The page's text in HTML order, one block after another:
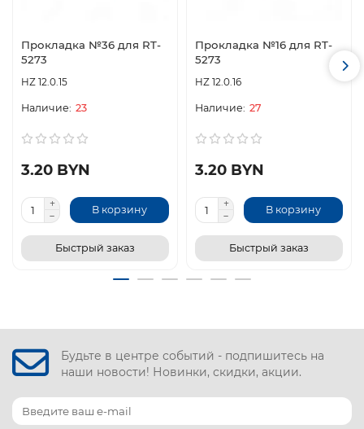
Прокладка №36 для RT-
5273
HZ 12.0.15
23
3.20 BYN
В корзину
Быстрый заказ
Прокладка №16 для RT-
5273
HZ 12.0.16
27
3.20 BYN
В корзину
Быстрый заказ
Будьте в центре событий - подпишитесь на
наши новости! Новинки, скидки, акции.